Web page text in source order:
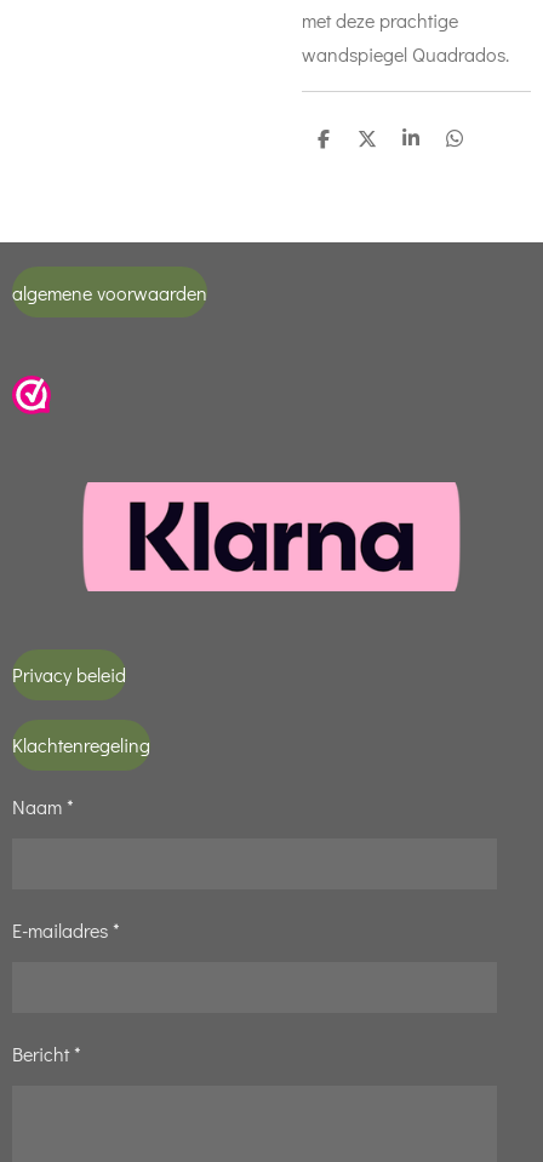
met deze prachtige
wandspiegel Quadrados.
D
D
S
D
algemene voorwaarden
Privacy beleid
Klachtenregeling
Naam *
E-mailadres *
Bericht *